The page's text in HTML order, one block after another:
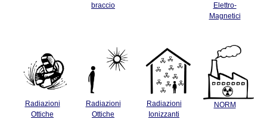
braccio
Elettro-
Magnetici
Radiazioni
Ottiche
Radiazioni
Ottiche
Radiazioni
Ionizzanti
NORM